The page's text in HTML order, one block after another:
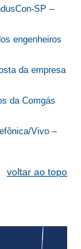
SP –
engenheiros
da empresa
da Comgás
Vivo –
voltar ao topo